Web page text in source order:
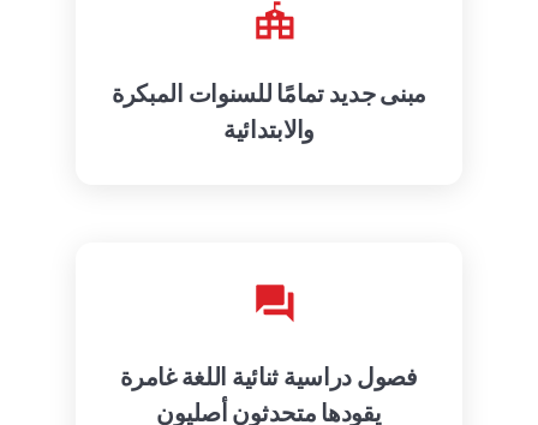
مبنى جديد تمامًا للسنوات المبكرة
والابتدائية
فصول دراسية ثنائية اللغة غامرة
يقودها متحدثون أصليون